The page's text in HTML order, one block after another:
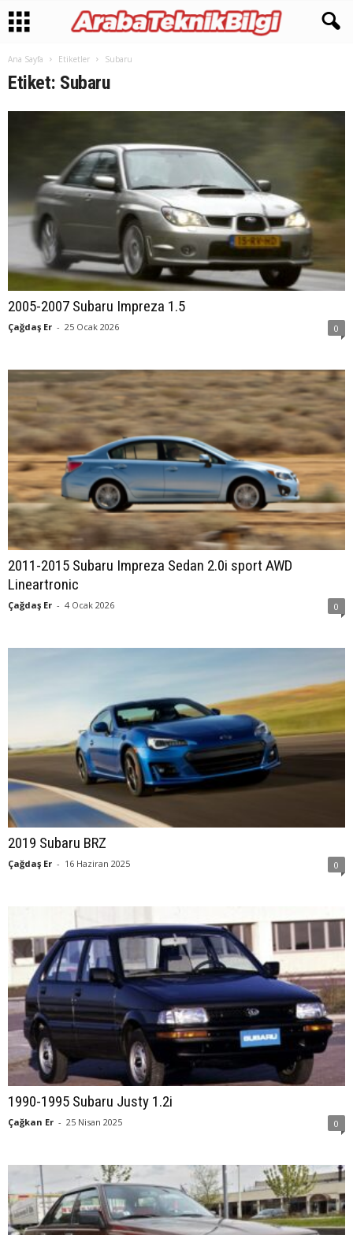
Ana Sayfa Etiketler Subaru
Etiket: Subaru
2005-2007 Subaru Impreza 1.5
Çağdaş Er - 25 Ocak 2026 0
2011-2015 Subaru Impreza Sedan 2.0i sport AWD
Lineartronic
Çağdaş Er - 4 Ocak 2026 0
2019 Subaru BRZ
Çağdaş Er - 16 Haziran 2025 0
1990-1995 Subaru Justy 1.2i
Çağkan Er - 25 Nisan 2025 0